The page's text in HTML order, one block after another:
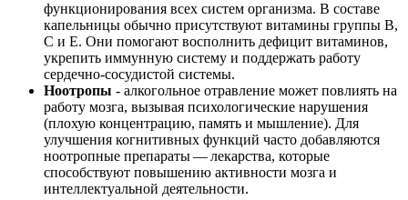
функционирования всех систем организма. В составе
капельницы обычно присутствуют витамины группы В,
С и Е. Они помогают восполнить дефицит витаминов,
укрепить иммунную систему и поддержать работу
сердечно-сосудистой системы.
Ноотропы - алкогольное отравление может повлиять на
работу мозга, вызывая психологические нарушения
(плохую концентрацию, память и мышление). Для
улучшения когнитивных функций часто добавляются
ноотропные препараты — лекарства, которые
способствуют повышению активности мозга и
интеллектуальной деятельности.